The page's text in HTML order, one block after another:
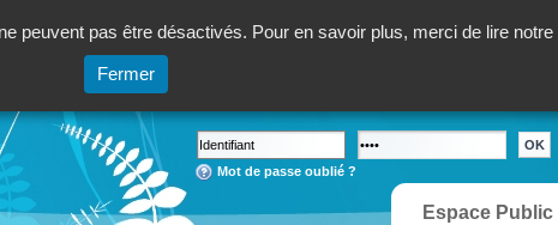
peuvent pas être désactivés. Pour en savoir plus, merci de lire notre
Fermer
Mot de passe oublié ?
Espace Public